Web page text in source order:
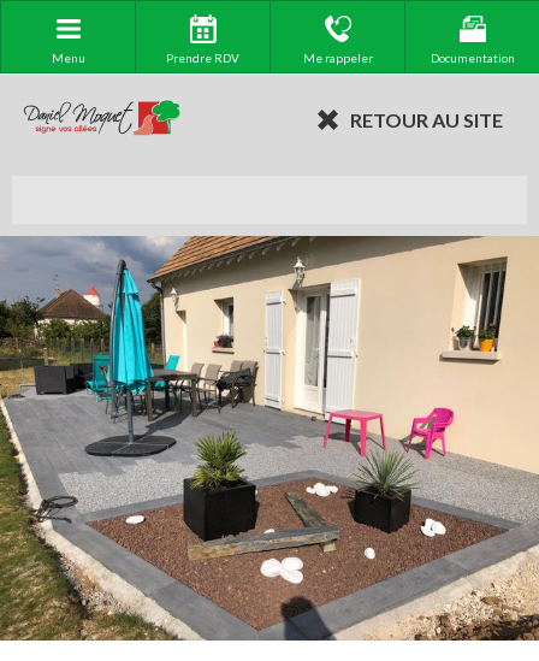
Menu Prendre RDV Me rappeler Documentation
RETOUR AU SITE